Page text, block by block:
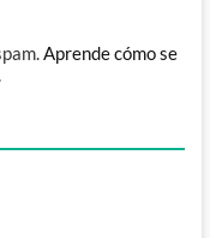
Aprende cómo se